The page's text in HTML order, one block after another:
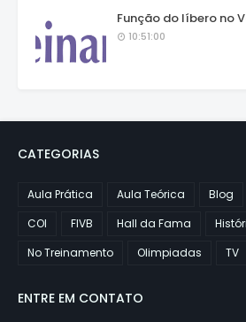
Função do líbero no
10:51:00
CATEGORIAS
Aula Prática Aula Teórica Blog
COI
FIVB Hall da Fama
No Treinamento
Olimpiadas TV
ENTRE EM CONTATO